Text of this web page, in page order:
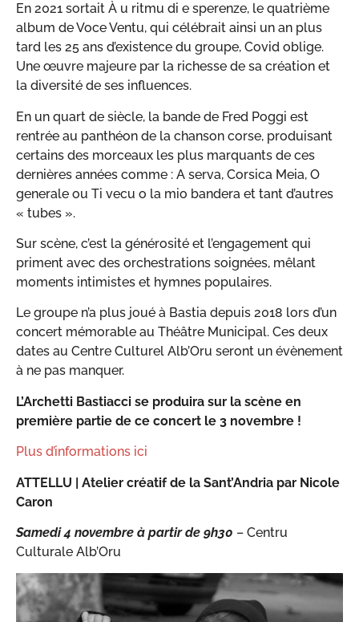
En 2021 sortait À u ritmu di e sperenze, le quatrième
album de Voce Ventu, qui célébrait ainsi un an plus
tard les 25 ans d’existence du groupe, Covid oblige.
Une œuvre majeure par la richesse de sa création et
la diversité de ses influences.
En un quart de siècle, la bande de Fred Poggi est
rentrée au panthéon de la chanson corse, produisant
certains des morceaux les plus marquants de ces
dernières années comme : A serva, Corsica Meia, O
generale ou Ti vecu o la mio bandera et tant d’autres
« tubes ».
Sur scène, c’est la générosité et l’engagement qui
priment avec des orchestrations soignées, mêlant
moments intimistes et hymnes populaires.
Le groupe n’a plus joué à Bastia depuis 2018 lors d’un
concert mémorable au Théâtre Municipal. Ces deux
dates au Centre Culturel Alb’Oru seront un évènement
à ne pas manquer.
L’Archetti Bastiacci se produira sur la scène en
première partie de ce concert le 3 novembre !
Plus d’informations ici
ATTELLU | Atelier créatif de la Sant’Andria par Nicole
Caron
Samedi 4 novembre à partir de 9h30 – Centru
Culturale Alb’Oru